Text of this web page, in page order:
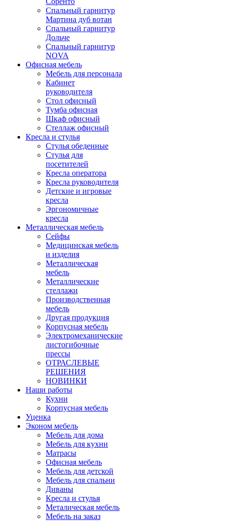
Спальный гарнитур
Мартина дуб вотан
Спальный гарнитур
Дольче
Спальный гарнитур
NOVA
Офисная мебель
Мебель для персонала
Кабинет
руководителя
Стол офисный
Тумба офисная
Шкаф офисный
Стеллаж офисный
Кресла и стулья
Стулья обеденные
Стулья для
посетителей
Кресла оператора
Кресла руководителя
Детские и игровые
кресла
Эргономичные
кресла
Металлическая мебель
Сейфы
Медицинская мебель
и изделия
Металлическая
мебель
Металлические
стеллажи
Производственная
мебель
Другая продукция
Корпусная мебель
Электромеханические
листогибочные
прессы
ОТРАСЛЕВЫЕ
РЕШЕНИЯ
НОВИНКИ
Наши работы
Кухни
Корпусная мебель
Уценка
Эконом мебель
Мебель для дома
Мебель для кухни
Матрасы
Офисная мебель
Мебель для детской
Мебель для спальни
Диваны
Кресла и стулья
Металическая мебель
Мебель на заказ